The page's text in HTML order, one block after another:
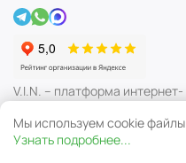
V.I.N. – платформа интернет-
магазина автозапчастей
Мы используем cookie файлы
Узнать подробнее...